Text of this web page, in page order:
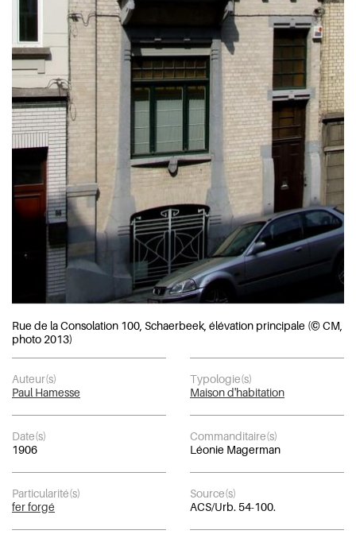
Rue de la Consolation 100, Schaerbeek, élévation principale (© CM,
photo 2013)
Auteur(s)
Paul Hamesse
Typologie(s)
Maison d'habitation
Date(s)
1906
Commanditaire(s)
Léonie Magerman
Particularité(s)
fer forgé
Source(s)
ACS/Urb. 54-100.